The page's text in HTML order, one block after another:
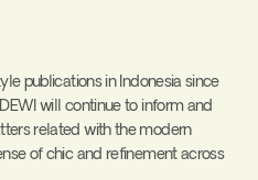
publications in Indonesia since
will continue to inform and
related with the modern
of chic and refinement across